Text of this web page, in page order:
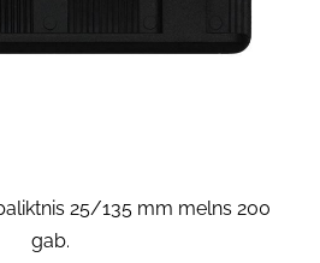
25/135 mm melns 200
gab.